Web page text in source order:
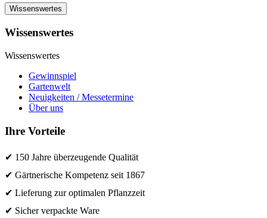
Wissenswertes
Wissenswertes
Wissenswertes
Gewinnspiel
Gartenwelt
Neuigkeiten / Messetermine
Über uns
Ihre Vorteile
✔ 150 Jahre überzeugende Qualität
✔ Gärtnerische Kompetenz seit 1867
✔ Lieferung zur optimalen Pflanzzeit
✔ Sicher verpackte Ware